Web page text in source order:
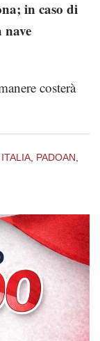
in caso di
costerà
ITALIA PADOAN